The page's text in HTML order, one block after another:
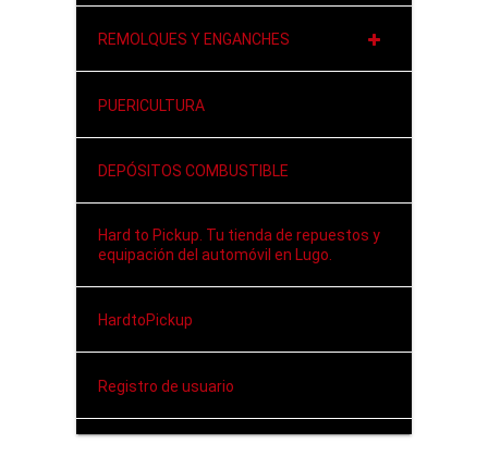
REMOLQUES Y ENGANCHES
PUERICULTURA
DEPÓSITOS COMBUSTIBLE
Hard to Pickup. Tu tienda de repuestos y
equipación del automóvil en Lugo.
HardtoPickup
Registro de usuario